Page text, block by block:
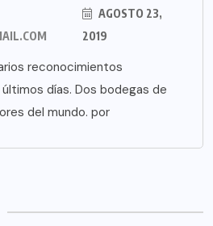
AGOSTO 23,
2019
reconocimientos
días. Dos bodegas de
del mundo. por